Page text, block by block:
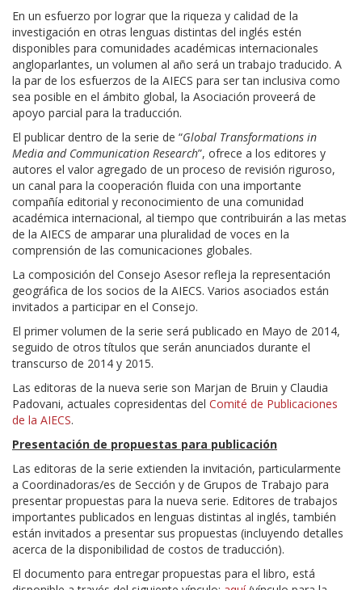
En un esfuerzo por lograr que la riqueza y calidad de la
investigación en otras lenguas distintas del inglés estén
disponibles para comunidades académicas internacionales
angloparlantes, un volumen al año será un trabajo traducido. A
la par de los esfuerzos de la AIECS para ser tan inclusiva como
sea posible en el ámbito global, la Asociación proveerá de
apoyo parcial para la traducción.
El publicar dentro de la serie de “Global Transformations in
Media and Communication Research”, ofrece a los editores y
autores el valor agregado de un proceso de revisión riguroso,
un canal para la cooperación fluida con una importante
compañía editorial y reconocimiento de una comunidad
académica internacional, al tiempo que contribuirán a las metas
de la AIECS de amparar una pluralidad de voces en la
comprensión de las comunicaciones globales.
La composición del Consejo Asesor refleja la representación
geográfica de los socios de la AIECS. Varios asociados están
invitados a participar en el Consejo.
El primer volumen de la serie será publicado en Mayo de 2014,
seguido de otros títulos que serán anunciados durante el
transcurso de 2014 y 2015.
Las editoras de la nueva serie son Marjan de Bruin y Claudia
Padovani, actuales copresidentas del Comité de Publicaciones
de la AIECS.
Presentación de propuestas para publicación
Las editoras de la serie extienden la invitación, particularmente
a Coordinadoras/es de Sección y de Grupos de Trabajo para
presentar propuestas para la nueva serie. Editores de trabajos
importantes publicados en lenguas distintas al inglés, también
están invitados a presentar sus propuestas (incluyendo detalles
acerca de la disponibilidad de costos de traducción).
El documento para entregar propuestas para el libro, está